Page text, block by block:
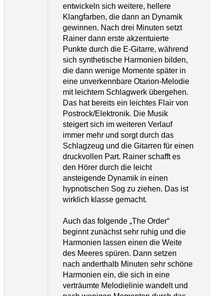
entwickeln sich weitere, hellere
Klangfarben, die dann an Dynamik
gewinnen. Nach drei Minuten setzt
Rainer dann erste akzentuierte
Punkte durch die E-Gitarre, während
sich synthetische Harmonien bilden,
die dann wenige Momente später in
eine unverkennbare Otarion-Melodie
mit leichtem Schlagwerk übergehen.
Das hat bereits ein leichtes Flair von
Postrock/Elektronik. Die Musik
steigert sich im weiteren Verlauf
immer mehr und sorgt durch das
Schlagzeug und die Gitarren für einen
druckvollen Part. Rainer schafft es
den Hörer durch die leicht
ansteigende Dynamik in einen
hypnotischen Sog zu ziehen. Das ist
wirklich klasse gemacht.
Auch das folgende „The Order“
beginnt zunächst sehr ruhig und die
Harmonien lassen einen die Weite
des Meeres spüren. Dann setzen
nach anderthalb Minuten sehr schöne
Harmonien ein, die sich in eine
verträumte Melodielinie wandelt und